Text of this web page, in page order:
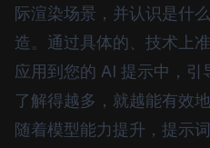
际渲染场景，并认识是什
造。通过具体的、技术上
应用到您的 AI 提示中，
了解得越多，就越能有效
随着模型能力提升，提示